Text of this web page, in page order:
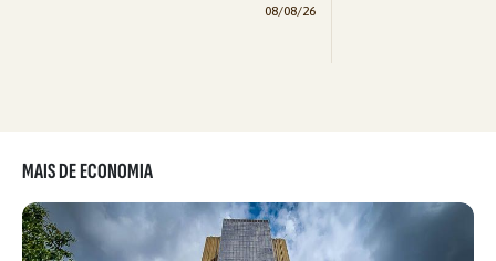
08/08/26
MAIS DE ECONOMIA